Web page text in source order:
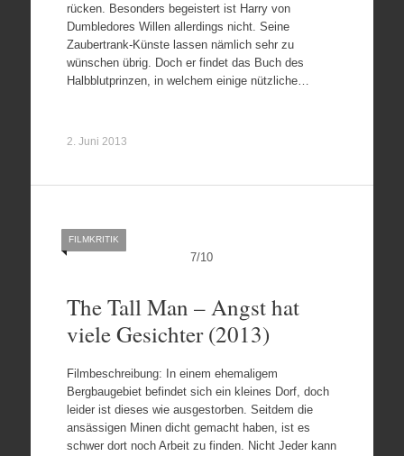
rücken. Besonders begeistert ist Harry von
Dumbledores Willen allerdings nicht. Seine
Zaubertrank-Künste lassen nämlich sehr zu
wünschen übrig. Doch er findet das Buch des
Halbblutprinzen, in welchem einige nützliche…
2. Juni 2013
7/10
FILMKRITIK
The Tall Man – Angst hat
viele Gesichter (2013)
Filmbeschreibung: In einem ehemaligem
Bergbaugebiet befindet sich ein kleines Dorf, doch
leider ist dieses wie ausgestorben. Seitdem die
ansässigen Minen dicht gemacht haben, ist es
schwer dort noch Arbeit zu finden. Nicht Jeder kann